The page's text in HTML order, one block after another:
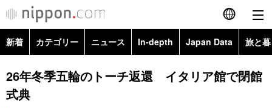
English
简体字
新着 カテゴリー ニュース In-depth Japan Data 旅と
政治・外交
経済・ビジネス
Topics
26年冬季五輪のトーチ返還 イタリア館で閉館
式典